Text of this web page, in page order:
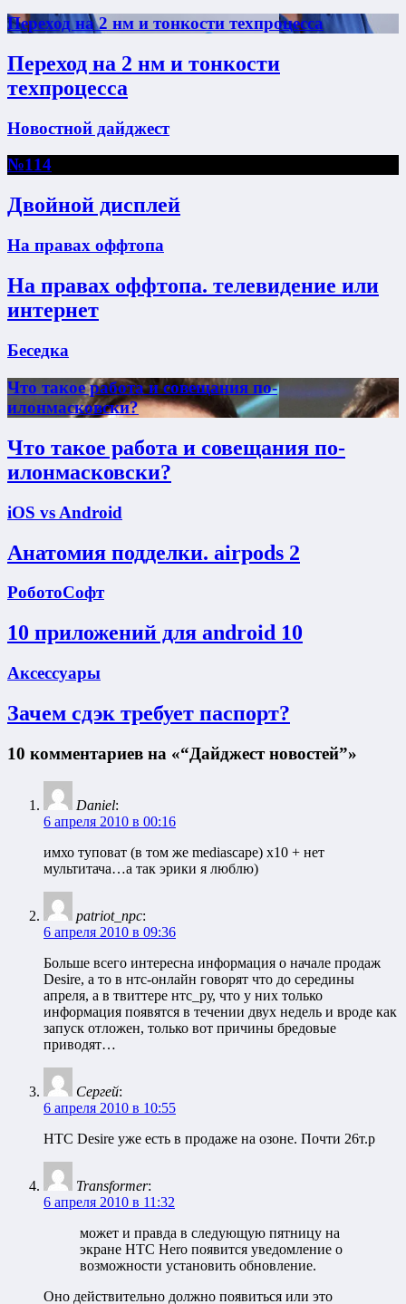
Переход на 2 нм и тонкости техпроцесса
Переход на 2 нм и тонкости
техпроцесса
Новостной дайджест
№114
Двойной дисплей
На правах оффтопа
На правах оффтопа. телевидение или
интернет
Беседка
Что такое работа и совещания по-
илонмасковски?
Что такое работа и совещания по-
илонмасковски?
iOS vs Android
Анатомия подделки. airpods 2
РоботоСофт
10 приложений для android 10
Аксессуары
Зачем сдэк требует паспорт?
10 комментариев на «“Дайджест новостей”»
Daniel:
6 апреля 2010 в 00:16
имхо туповат (в том же mediascape) x10 + нет
мультитача…а так эрики я люблю)
patriot_npc:
6 апреля 2010 в 09:36
Больше всего интересна информация о начале продаж
Desire, а то в нтс-онлайн говорят что до середины
апреля, а в твиттере нтс_ру, что у них только
информация появятся в течении двух недель и вроде как
запуск отложен, только вот причины бредовые
приводят…
Сергей:
6 апреля 2010 в 10:55
HTC Desire уже есть в продаже на озоне. Почти 26т.р
Transformer:
6 апреля 2010 в 11:32
может и правда в следующую пятницу на
экране HTC Hero появится уведомление о
возможности установить обновление.
Оно действительно должно появиться или это